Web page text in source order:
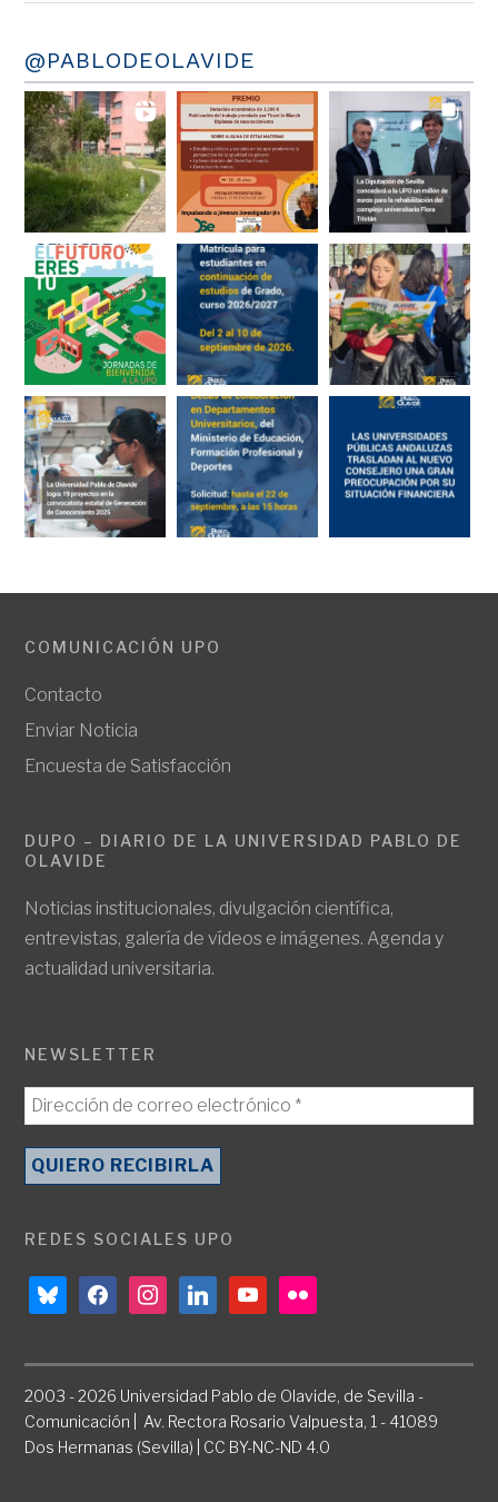
@PABLODEOLAVIDE
COMUNICACIÓN UPO
Contacto
Enviar Noticia
Encuesta de Satisfacción
DUPO – DIARIO DE LA UNIVERSIDAD PABLO DE
OLAVIDE
Noticias institucionales, divulgación científica,
entrevistas, galería de vídeos e imágenes. Agenda y
actualidad universitaria.
NEWSLETTER
REDES SOCIALES UPO
blueskyfacebookinstagramlinkedinyoutubeflickr
2003 - 2026 Universidad Pablo de Olavide, de Sevilla -
Comunicación | Av. Rectora Rosario Valpuesta, 1 - 41089
Dos Hermanas (Sevilla) | CC BY-NC-ND 4.0